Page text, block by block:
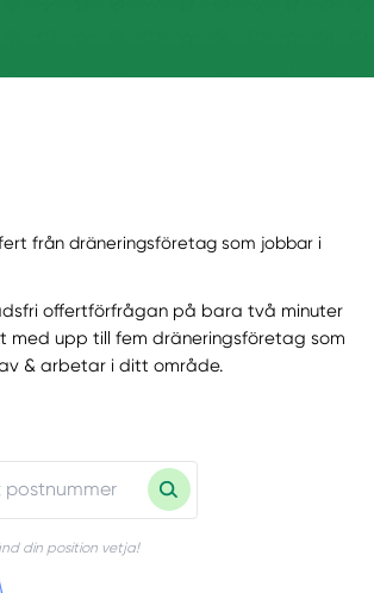
från dräneringsföretag som jobbar i
offertförfrågan på bara två minuter
med upp till fem dräneringsföretag som
& arbetar i ditt område.
din position vetja!